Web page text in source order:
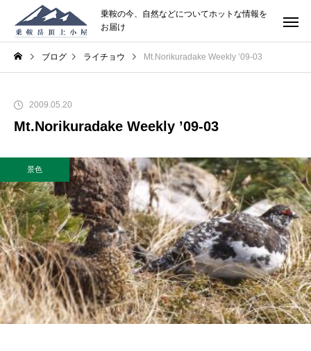
乗鞍の今、自然などについてホットな情報を
お届け
ブログ ライチョウ Mt.Norikuradake Weekly ’09-03
2009.05.20
Mt.Norikuradake Weekly ’09-03
景色